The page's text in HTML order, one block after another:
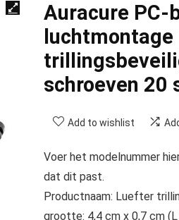
Auracure PC-
schroeven 20
Add to wishlist
Voer het modelnummer
dat dit past.
Productnaam: Luefter
grootte: 4,4 cm x 0,7 cm